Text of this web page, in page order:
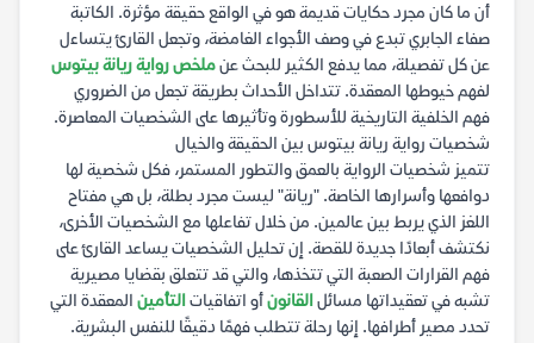
أن ما كان مجرد حكايات قديمة هو في الواقع حقيقة مؤثرة. الكاتبة
صفاء الجابري تبدع في وصف الأجواء الغامضة، وتجعل القارئ يتساءل
عن كل تفصيلة، مما يدفع الكثير للبحث عنملخص رواية ريانة بيتوس
لفهم خيوطها المعقدة. تتداخل الأحداث بطريقة تجعل من الضروري
فهم الخلفية التاريخية للأسطورة وتأثيرها على الشخصيات المعاصرة.
شخصيات رواية ريانة بيتوس بين الحقيقة والخيال
تتميز شخصيات الرواية بالعمق والتطور المستمر، فكل شخصية لها
دوافعها وأسرارها الخاصة. "ريانة" ليست مجرد بطلة، بل هي مفتاح
اللغز الذي يربط بين عالمين. من خلال تفاعلها مع الشخصيات الأخرى،
نكتشف أبعادًا جديدة للقصة. إن تحليل الشخصيات يساعد القارئ على
فهم القرارات الصعبة التي تتخذها، والتي قد تتعلق بقضايا مصيرية
تشبه في تعقيداتها مسائلالقانونأو اتفاقياتالتأمين المعقدة التي
تحدد مصير أطرافها. إنها رحلة تتطلب فهمًا دقيقًا للنفس البشرية.